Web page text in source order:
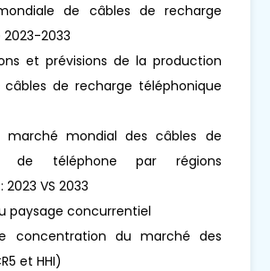
de câbles de recharge
2033
et prévisions de la production
de recharge téléphonique
marché mondial des câbles de
de téléphone par régions
VS 2033
paysage concurrentiel
concentration du marché des
et HHI)